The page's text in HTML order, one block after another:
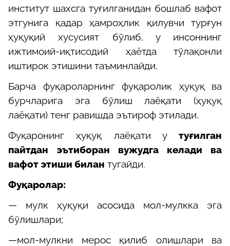
институт шахсга туғилганидан бошлаб вафот
этгунига қадар ҳамроҳлик қилувчи турғун
ҳуқуқий хусусият бўлиб, у инсоннинг
ижтимоий-иқтисодий ҳаётда тўлақонли
иштирок этишини таъминлайди.
Барча фуқароларнинг фуқаролик ҳуқуқ ва
бурчларига эга бўлиш лаёқати (ҳуқуқ
лаёқати) тенг равишда эътироф этилади.
Фуқаронинг ҳуқуқ лаёқати у туғилган
пайтдан эътиборан вужудга келади ва
вафот этиши билан тугайди.
Фуқаролар:
— мулк ҳуқуқи асосида мол-мулкка эга
бўлишлари;
—мол-мулкни мерос қилиб олишлари ва